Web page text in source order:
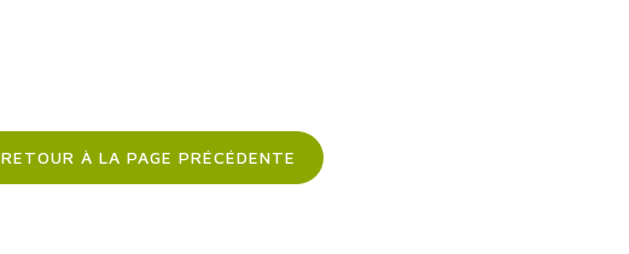
RETOUR À LA PAGE PRÉCÉDENTE